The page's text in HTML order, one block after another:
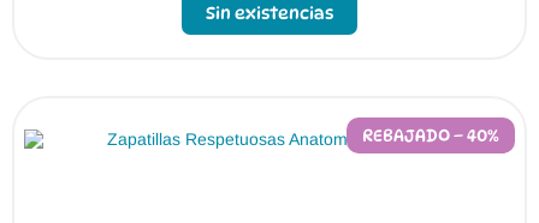
Sin existencias
REBAJADO – 40%